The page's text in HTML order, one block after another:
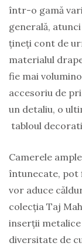
într-o gamă
generală,
țineți cont de
materialul
fie mai
accesoriu de
un detaliu, o
tabloul
Camerele
întunecate, pot
vor aduce
colecția Taj
inserții
diversitate de